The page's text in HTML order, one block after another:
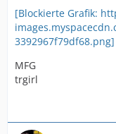
[Blockierte Grafik:
3392967f79df68.png]
MFG
trgirl